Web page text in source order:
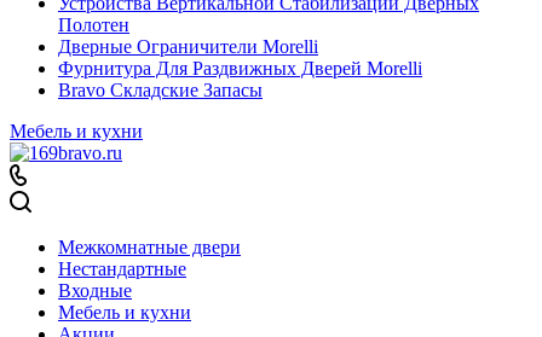
Полотен
Дверные Ограничители Morelli
Фурнитура Для Раздвижных Дверей Morelli
Bravo Складские Запасы
Мебель и кухни
Межкомнатные двери
Нестандартные
Входные
Мебель и кухни